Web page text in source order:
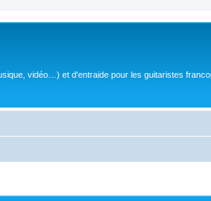
vidéo…) et d'entraide pour les guitaristes